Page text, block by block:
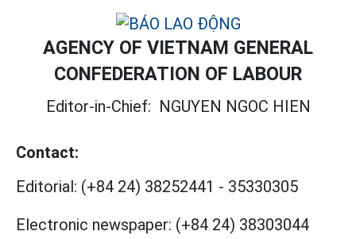
AGENCY OF VIETNAM GENERAL
CONFEDERATION OF LABOUR
Editor-in-Chief: NGUYEN NGOC HIEN
Contact:
Editorial: (+84 24) 38252441 - 35330305
Electronic newspaper: (+84 24) 38303044